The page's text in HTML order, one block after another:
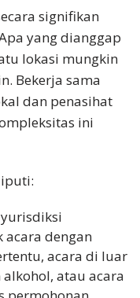
signifikan
yang dianggap
lokasi mungkin
Bekerja sama
dan penasihat
ini
acara dengan
acara di luar
atau acara